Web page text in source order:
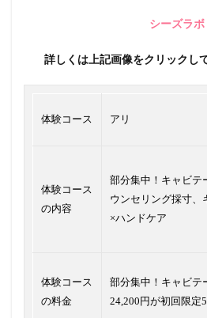
シーズラボ
詳しくは上記画像をクリックし
体験コース アリ
体験コース
の内容
部分集中！キャビテ
ウンセリング採寸、
×ハンドケア
体験コース
の料金
部分集中！キャビテ
24,200円が初回限定